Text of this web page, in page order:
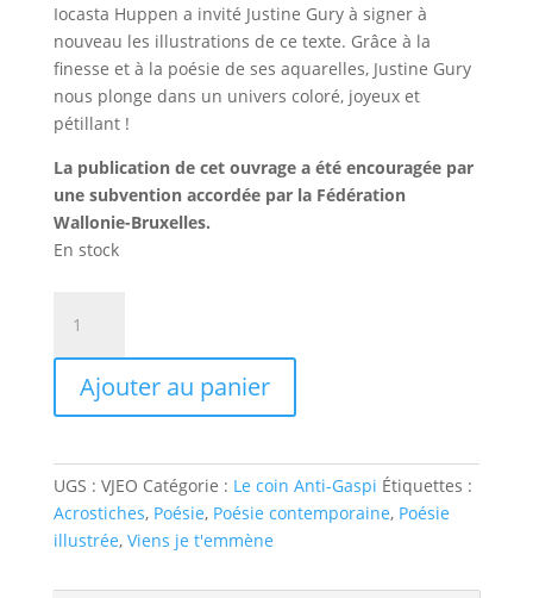
Iocasta Huppen a invité Justine Gury à signer à
nouveau les illustrations de ce texte. Grâce à la
finesse et à la poésie de ses aquarelles, Justine Gury
nous plonge dans un univers coloré, joyeux et
pétillant !
La publication de cet ouvrage a été encouragée par
une subvention accordée par la Fédération
Wallonie-Bruxelles.
En stock
Viens,
t'emmène
Occasion
Ajouter au panier
UGS : VJEO Catégorie : Le coin Anti-Gaspi Étiquettes :
Acrostiches, Poésie, Poésie contemporaine, Poésie
illustrée, Viens je t'emmène